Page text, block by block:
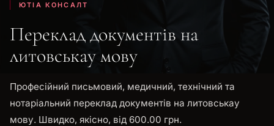
ЮТІА КОНСАЛТ
Переклад документів на
литовськау мову
Професійний письмовий, медичний, технічний та
нотаріальний переклад документів на литовськау
мову. Швидко, якісно, від 600.00 грн.